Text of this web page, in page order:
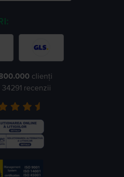
clienți
34291 recenzii